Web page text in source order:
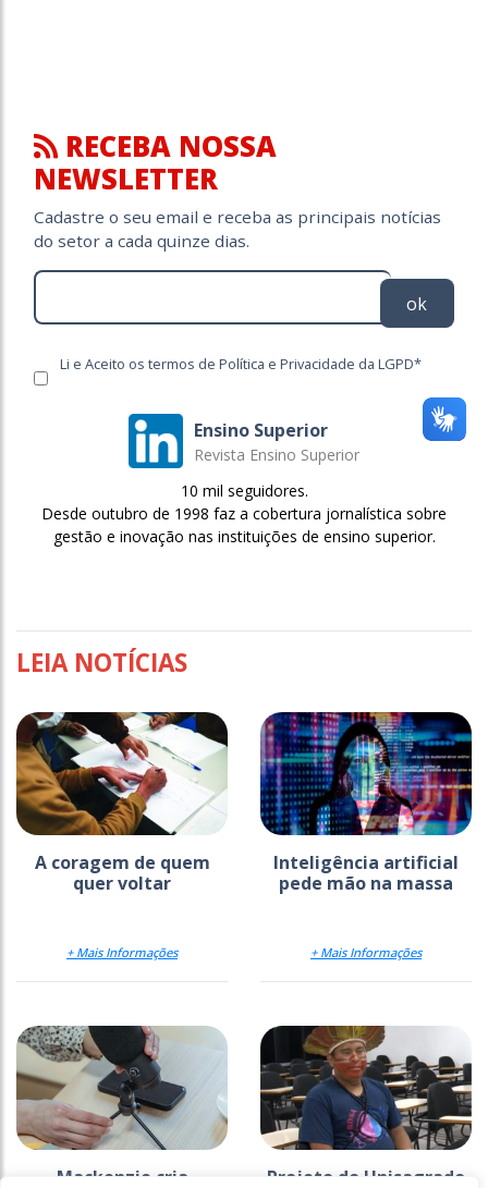
RECEBA NOSSA
NEWSLETTER
Cadastre o seu email e receba as principais notícias
do setor a cada quinze dias.
ok
Li e Aceito os termos de Política e Privacidade da LGPD*
Ensino Superior
Revista Ensino Superior
10 mil seguidores.
Desde outubro de 1998 faz a cobertura jornalística sobre
gestão e inovação nas instituições de ensino superior.
LEIA NOTÍCIAS
A coragem de quem
quer voltar
+ Mais Informações
Inteligência artificial
pede mão na massa
+ Mais Informações
Mackenzie cria
Projeto do Unisagrado